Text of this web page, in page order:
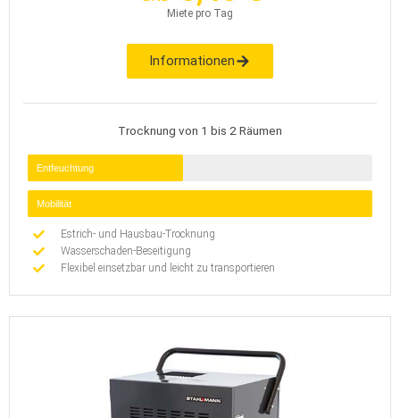
Miete pro Tag
Informationen
Trocknung von 1 bis 2 Räumen
Entfeuchtung
Mobilität
Estrich- und Hausbau-Trocknung
Wasserschaden-Beseitigung
Flexibel einsetzbar und leicht zu transportieren